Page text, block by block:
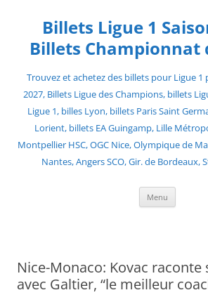
contentBillets Ligue 1
Billets Championnat
Trouvez et achetez des billets pour Ligue 1
2027, Billets Ligue des Champions, billets
Ligue 1, billes Lyon, billets Paris Saint
Lorient, billets EA Guingamp, Lille
Montpellier HSC, OGC Nice, Olympique de
Nantes, Angers SCO, Gir. de Bordeaux,
Menu
Nice-Monaco: Kovac
avec Galtier, “le meilleur